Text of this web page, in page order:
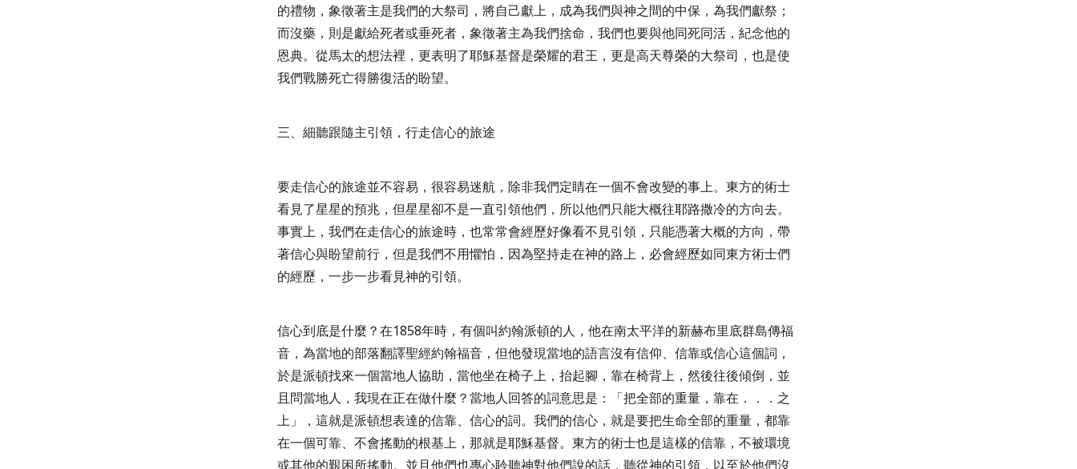
的禮物，象徵著主是我們的大祭司，將自己獻上，成為我們與神之間的中保，為我們獻祭；
而沒藥，則是獻給死者或垂死者，象徵著主為我們捨命，我們也要與他同死同活，紀念他的
恩典。從馬太的想法裡，更表明了耶穌基督是榮耀的君王，更是高天尊榮的大祭司，也是使
我們戰勝死亡得勝復活的盼望。
三、細聽跟隨主引領，行走信心的旅途
要走信心的旅途並不容易，很容易迷航，除非我們定睛在一個不會改變的事上。東方的術士
看見了星星的預兆，但星星卻不是一直引領他們，所以他們只能大概往耶路撒冷的方向去。
事實上，我們在走信心的旅途時，也常常會經歷好像看不見引領，只能憑著大概的方向，帶
著信心與盼望前行，但是我們不用懼怕，因為堅持走在神的路上，必會經歷如同東方術士們
的經歷，一步一步看見神的引領。
信心到底是什麼？在1858年時，有個叫約翰派頓的人，他在南太平洋的新赫布里底群島傳福
音，為當地的部落翻譯聖經約翰福音，但他發現當地的語言沒有信仰、信靠或信心這個詞，
於是派頓找來一個當地人協助，當他坐在椅子上，抬起腳，靠在椅背上，然後往後傾倒，並
且問當地人，我現在正在做什麼？當地人回答的詞意思是：「把全部的重量，靠在．．．之
上」，這就是派頓想表達的信靠、信心的詞。我們的信心，就是要把生命全部的重量，都靠
在一個可靠、不會搖動的根基上，那就是耶穌基督。東方的術士也是這樣的信靠，不被環境
或其他的艱困所搖動。並且他們也專心聆聽神對他們說的話，聽從神的引領，以至於他們沒